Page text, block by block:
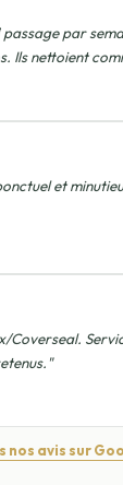
par
Ils nettoient
et
nos avis sur